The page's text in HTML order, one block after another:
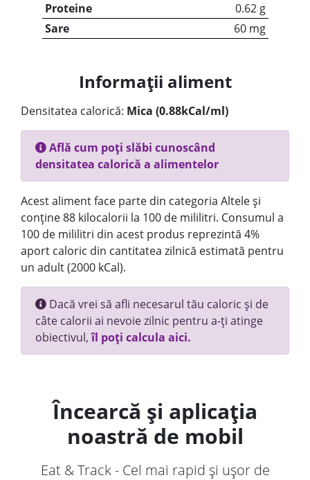
Proteine
0.62 g
Sare
60 mg
Informații aliment
Densitatea calorică: Mica (0.88kCal/ml)
Află cum poți slăbi cunoscând
densitatea calorică a alimentelor
Acest aliment face parte din categoria Altele și
conține 88 kilocalorii la 100 de mililitri. Consumul a
100 de mililitri din acest produs reprezintă 4%
aport caloric din cantitatea zilnică estimată pentru
un adult (2000 kCal).
Dacă vrei să afli necesarul tău caloric și de
câte calorii ai nevoie zilnic pentru a-ți atinge
obiectivul,îl poți calcula aici.
Încearcă și aplicația
noastră de mobil
Eat & Track - Cel mai rapid și ușor de